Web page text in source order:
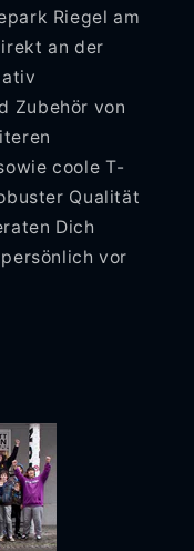
Riegel am
an der
Zubehör von
coole T-
Qualität
Dich
vor